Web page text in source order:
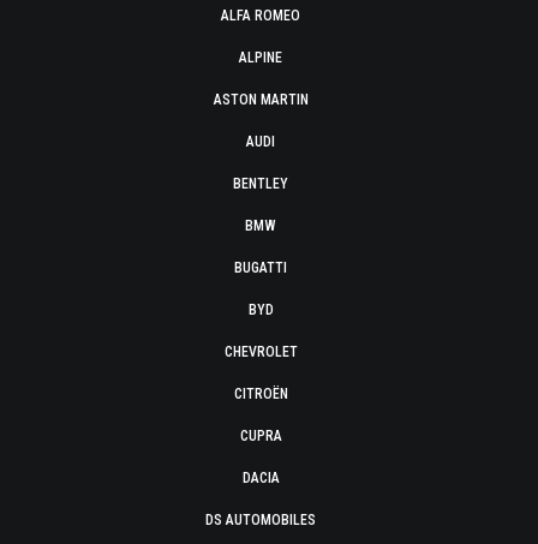
ALFA ROMEO
ALPINE
ASTON MARTIN
AUDI
BENTLEY
BMW
BUGATTI
BYD
CHEVROLET
CITROËN
CUPRA
DACIA
DS AUTOMOBILES